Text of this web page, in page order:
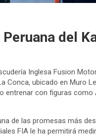
del
Inglesa Fusion
Conca, ubicado en Muro
entrenar con figuras
de las promesas más
FIA le ha permitirá